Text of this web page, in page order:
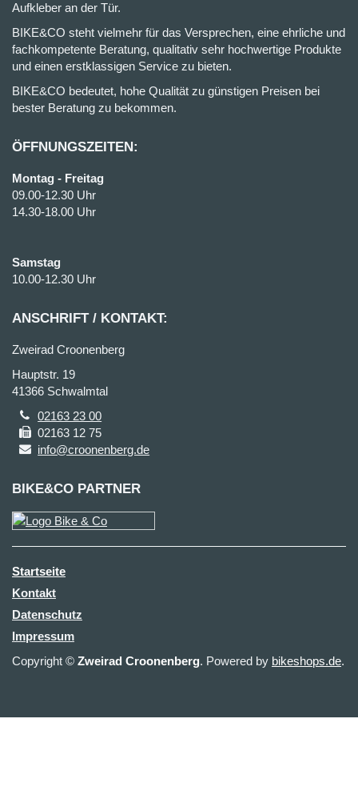
Aufkleber an der Tür.
BIKE&CO steht vielmehr für das Versprechen, eine ehrliche und
fachkompetente Beratung, qualitativ sehr hochwertige Produkte
und einen erstklassigen Service zu bieten.
BIKE&CO bedeutet, hohe Qualität zu günstigen Preisen bei
bester Beratung zu bekommen.
ÖFFNUNGSZEITEN:
Montag - Freitag
09.00-12.30 Uhr
14.30-18.00 Uhr
Samstag
10.00-12.30 Uhr
ANSCHRIFT / KONTAKT:
Zweirad Croonenberg
Hauptstr. 19
41366 Schwalmtal
02163 23 00
02163 12 75
info@croonenberg.de
BIKE&CO PARTNER
Startseite
Kontakt
Datenschutz
Impressum
Copyright © Zweirad Croonenberg. Powered by bikeshops.de.